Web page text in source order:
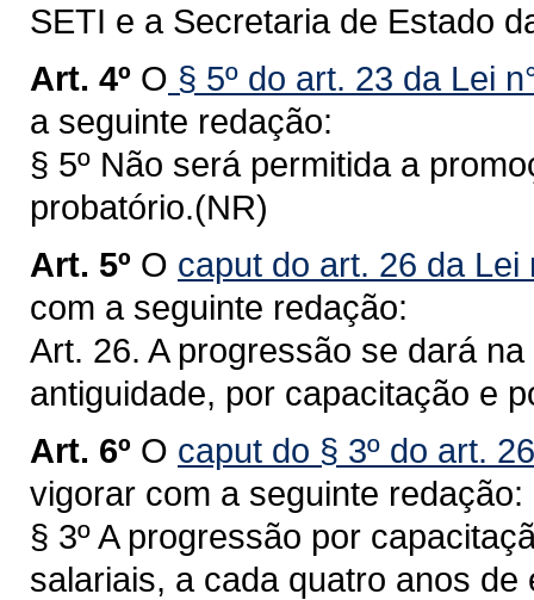
SETI e a Secretaria de Estado
Art. 4º O § 5º do art. 23 da Lei
a seguinte redação:
§ 5º Não será permitida a
probatório.(NR)
Art. 5º O caput do art. 26 da Lei
com a seguinte redação:
Art. 26. A progressão se dará
antiguidade, por capacitação e
Art. 6º O caput do § 3º do art.
vigorar com a seguinte redação:
§ 3º A progressão por
salariais, a cada quatro anos